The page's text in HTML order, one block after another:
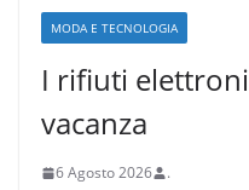
MODA E TECNOLOGIA
I rifiuti
vacanza
6 Agosto 2026 .